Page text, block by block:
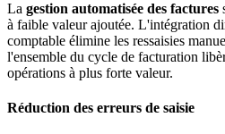
La gestion automatisée des factures
à faible valeur ajoutée. L'intégration
comptable élimine les ressaisies
l'ensemble du cycle de facturation
opérations à plus forte valeur.
Réduction des erreurs de saisie